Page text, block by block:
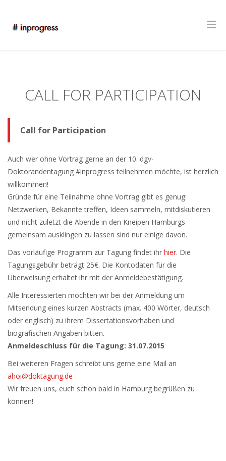
CALL FOR PARTICIPATION
Call for Participation
Auch wer ohne Vortrag gerne an der 10. dgv-
Doktorandentagung #inprogress teilnehmen möchte, ist herzlich
willkommen!
Gründe für eine Teilnahme ohne Vortrag gibt es genug:
Netzwerken, Bekannte treffen, Ideen sammeln, mitdiskutieren
und nicht zuletzt die Abende in den Kneipen Hamburgs
gemeinsam ausklingen zu lassen sind nur einige davon.
Das vorläufige Programm zur Tagung findet ihr hier. Die
Tagungsgebühr beträgt 25€. Die Kontodaten für die
Überweisung erhaltet ihr mit der Anmeldebestätigung.
Alle Interessierten möchten wir bei der Anmeldung um
Mitsendung eines kurzen Abstracts (max. 400 Wörter, deutsch
oder englisch) zu ihrem Dissertationsvorhaben und
biografischen Angaben bitten.
Anmeldeschluss für die Tagung: 31.07.2015
Bei weiteren Fragen schreibt uns gerne eine Mail an
ahoi@doktagung.de
Wir freuen uns, euch schon bald in Hamburg begrüßen zu
können!